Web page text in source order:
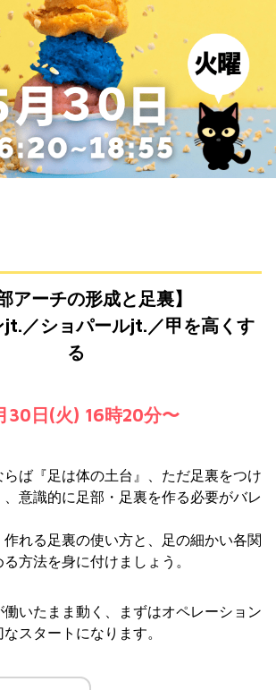
アーチの形成と足裏】
jt.／ショパールjt.／甲を高くす
る
30日(火) 16時20分〜
ば『足は体の土台』、ただ足裏をつけ
意識的に足部・足裏を作る必要がバレ
れる足裏の使い方と、足の細かい各関
方法を身に付けましょう。
いたまま動く、まずはオペレーション
スタートになります。